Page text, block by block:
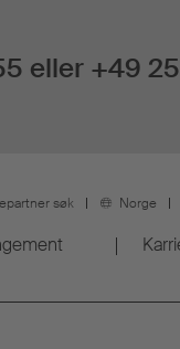
eller +49
søk Norge